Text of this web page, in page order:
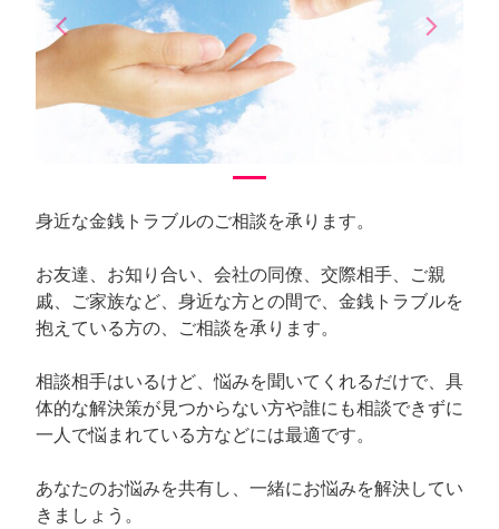
arrow_back_iosPrevious arrow_forward_iosNext
身近な金銭トラブルのご相談を承ります。
お友達、お知り合い、会社の同僚、交際相手、ご親
戚、ご家族など、身近な方との間で、金銭トラブルを
抱えている方の、ご相談を承ります。
相談相手はいるけど、悩みを聞いてくれるだけで、具
体的な解決策が見つからない方や誰にも相談できずに
一人で悩まれている方などには最適です。
あなたのお悩みを共有し、一緒にお悩みを解決してい
きましょう。